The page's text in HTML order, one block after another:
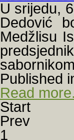
U srijedu,
Dedović
Medžlisu
sabornikom
Published
Read
Start
Prev
1